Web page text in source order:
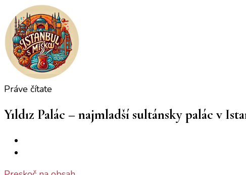
Práve čítate
Yıldız Palác – najmladší sultánsky palác v